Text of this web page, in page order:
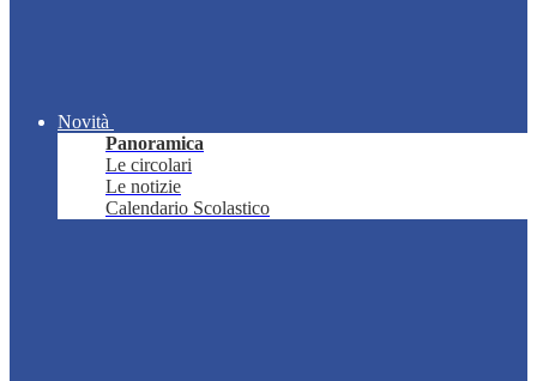
Novità
Panoramica
Le circolari
Le notizie
Calendario Scolastico